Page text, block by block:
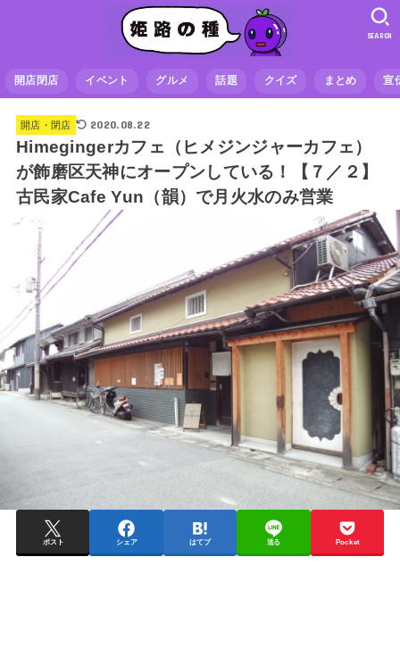
開店閉店 イベント グルメ 話題 クイズ まとめ 宣
SEARCH
開店・閉店 2020.08.22
Himegingerカフェ（ヒメジンジャーカフェ）
が飾磨区天神にオープンしている！【７／２】
古民家Cafe Yun（韻）で月火水のみ営業
ポスト シェア はてブ 送る Pocket